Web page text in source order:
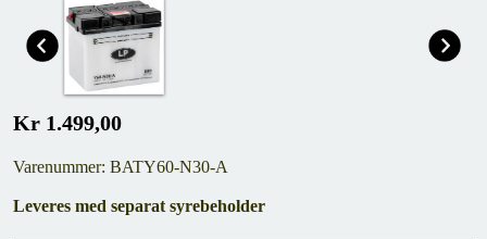
Kr 1.499,00
Varenummer: BATY60-N30-A
Leveres med separat syrebeholder